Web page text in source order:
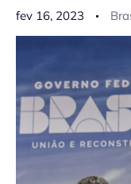
fev 16, 2023